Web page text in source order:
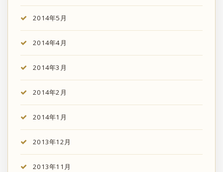
2014年5月
2014年4月
2014年3月
2014年2月
2014年1月
2013年12月
2013年11月